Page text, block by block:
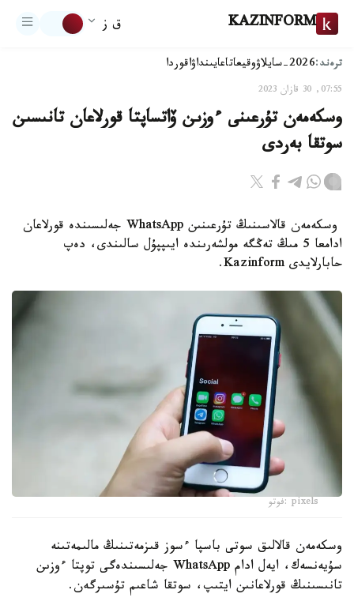
KAZINFORM ق ز
ترەند:2026-سايلاۋ وقيعاتاعايىنداۋاقوردا
07:55, 30 قازان 2023
وسكەمەن تۇرعىنى ءوزىن ۆاتساپتا قورلاعان تانىسىن
سوتقا بەردى
وسكەمەن قالاسىنىڭ تۇرعىنىن WhatsApp جەلىسىندە قورلاعان
ادامعا 5 مىڭ تەڭگە مولشەرىندە ايىپپۇل سالىندى، دەپ
حابارلايدى Kazinform.
pixels :فوتو
وسكەمەن قالالىق سوتى باسپا ءسوز قىزمەتىنىڭ مالىمەتىنە
سۇيەنسەك، ايەل ادام WhatsApp جەلىسىندەگى توپتا ءوزىن
تانىسىنىڭ قورلاعانىن ايتىپ، سوتقا شاعىم تۇسىرگەن.